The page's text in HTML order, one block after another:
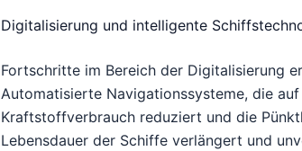
Digitalisierung und intelligente
Fortschritte im Bereich der Digitalisierung
Automatisierte Navigationssysteme, die
Kraftstoffverbrauch reduziert und die
Lebensdauer der Schiffe verlängert und